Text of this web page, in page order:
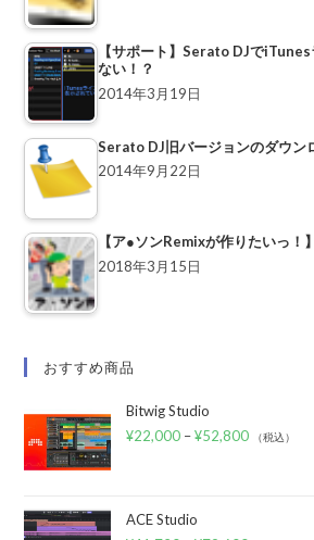
【サポート】Serato DJで
ない！？
2014年3月19日
Serato DJ旧バージョンのダウン
2014年9月22日
【ア●ソンRemixが作りたいっ！
2018年3月15日
おすすめ商品
Bitwig Studio
¥22,000 –¥52,800 （税込）
ACE Studio